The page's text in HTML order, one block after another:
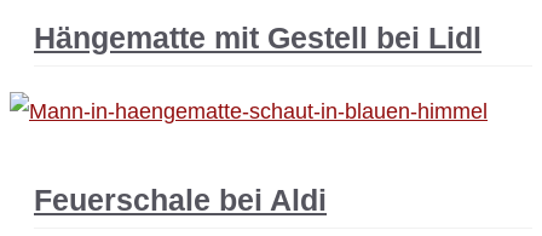
Hängematte mit Gestell bei Lidl
Feuerschale bei Aldi